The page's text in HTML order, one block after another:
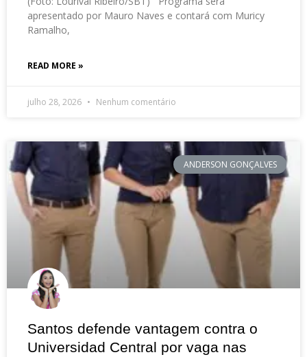
apresentado por Mauro Naves e contará com Muricy
Ramalho,
READ MORE »
julho 28, 2026 Nenhum comentário
ANDERSON GONÇALVES
Santos defende vantagem contra o
Universidad Central por vaga nas